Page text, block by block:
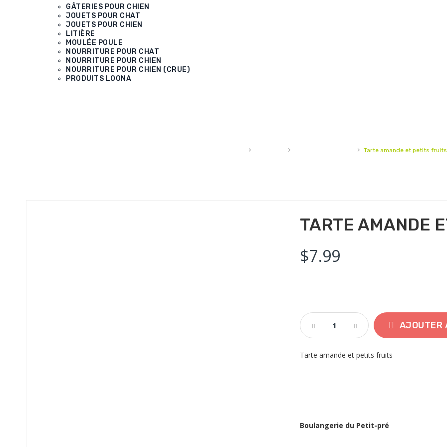
GÂTERIES POUR CHIEN
JOUETS POUR CHAT
JOUETS POUR CHIEN
LITIÈRE
MOULÉE POULE
NOURRITURE POUR CHAT
NOURRITURE POUR CHIEN
NOURRITURE POUR CHIEN (CRUE)
PRODUITS LOONA
› › › Tarte amande et petits fruits
TARTE AMANDE
$7.99
Tarte
Amande
Petits
AJOUTER
Tarte amande et petits fruits
Boulangerie du Petit-pré